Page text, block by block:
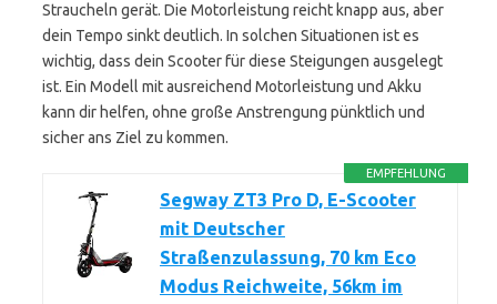
Straucheln gerät. Die Motorleistung reicht knapp aus, aber
dein Tempo sinkt deutlich. In solchen Situationen ist es
wichtig, dass dein Scooter für diese Steigungen ausgelegt
ist. Ein Modell mit ausreichend Motorleistung und Akku
kann dir helfen, ohne große Anstrengung pünktlich und
sicher ans Ziel zu kommen.
EMPFEHLUNG
Segway ZT3 Pro D, E-Scooter
mit Deutscher
Straßenzulassung, 70 km Eco
Modus Reichweite, 56km im